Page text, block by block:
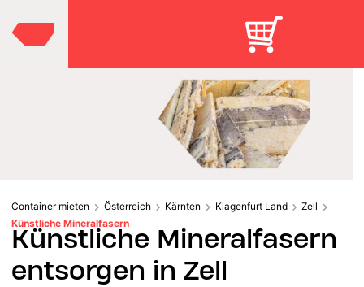
Container mieten Österreich Kärnten Klagenfurt Land
Zell
Künstliche Mineralfasern
Künstliche Mineralfasern
entsorgen in Zell